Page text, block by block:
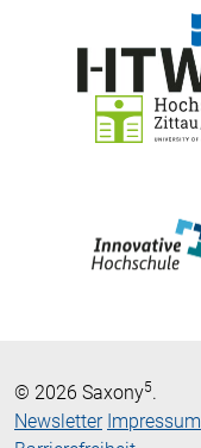
© 2026 Saxony5.
Newsletter Impressum